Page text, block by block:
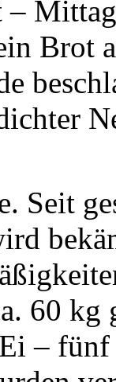
Brot
Seit
60 kg
–